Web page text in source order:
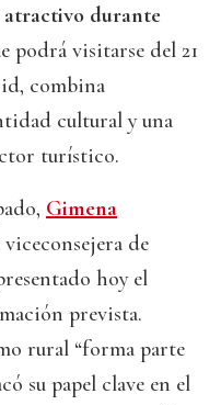
atractivo durante
podrá visitarse del 21
combina
cultural y una
turístico.
Gimena
de
hoy el
prevista.
rural “forma parte
su papel clave en el